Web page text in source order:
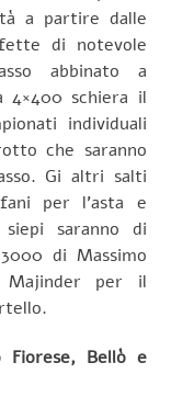
a partire dalle
di notevole
abbinato a
4×400 schiera il
individuali
che saranno
Gi altri salti
per l’asta e
saranno di
di Massimo
Majinder per il
Fiorese, Bellò e